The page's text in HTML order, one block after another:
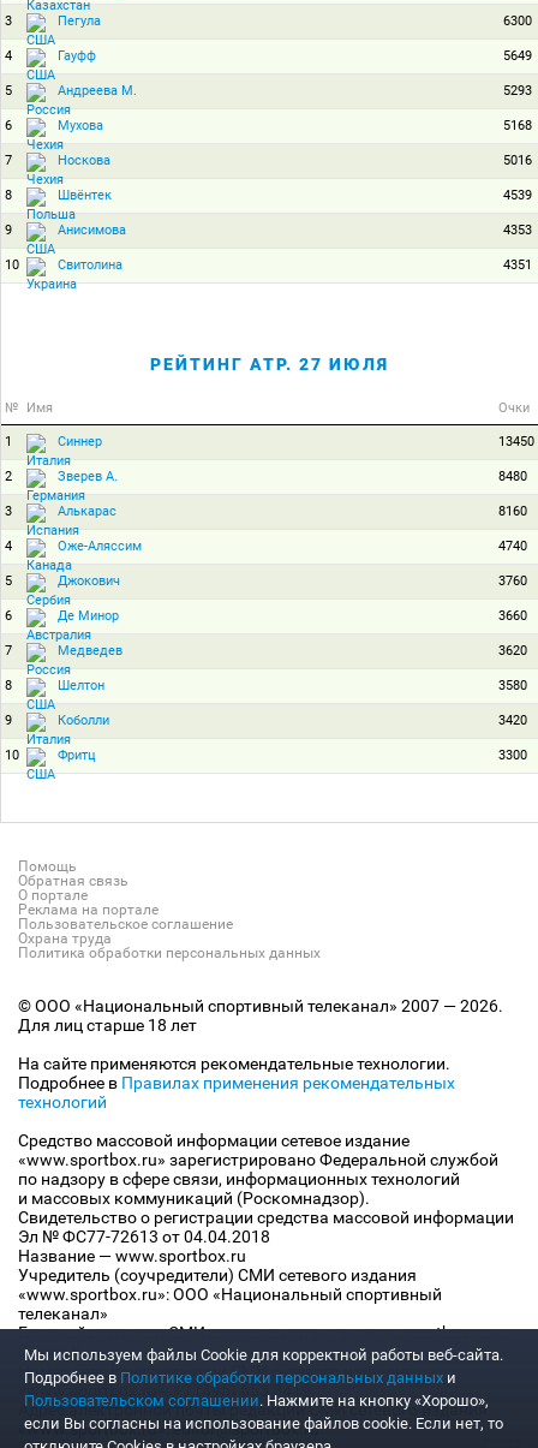
3 Пегула 6300
4 Гауфф 5649
5 Андреева М. 5293
6 Мухова 5168
7 Носкова 5016
8 Швёнтек 4539
9 Анисимова 4353
10 Свитолина 4351
РЕЙТИНГ ATP. 27 ИЮЛЯ
№ Имя Очки
1 Синнер 13450
2 Зверев А. 8480
3 Алькарас 8160
4 Оже-Аляссим 4740
5 Джокович 3760
6 Де Минор 3660
7 Медведев 3620
8 Шелтон 3580
9 Коболли 3420
10 Фритц 3300
Помощь
Обратная связь
О портале
Реклама на портале
Пользовательское соглашение
Охрана труда
Политика обработки персональных данных
© ООО «Национальный спортивный телеканал» 2007 — 2026.
Для лиц старше 18 лет
На сайте применяются рекомендательные технологии.
Подробнее в Правилах применения рекомендательных
технологий
Средство массовой информации сетевое издание
«www.sportbox.ru» зарегистрировано Федеральной службой
по надзору в сфере связи, информационных технологий
и массовых коммуникаций (Роскомнадзор).
Свидетельство о регистрации средства массовой информации
Эл № ФС77-72613 от 04.04.2018
Название — www.sportbox.ru
Учредитель (соучредители) СМИ сетевого издания
«www.sportbox.ru»: ООО «Национальный спортивный
телеканал»
Главный редактор СМИ сетевого издания «www.sportbox.ru»:
Конов В.А.
Номер телефона редакции СМИ сетевого издания
«www.sportbox.ru»: +7 (495) 653 8419
Адрес электронной почты редакции СМИ сетевого издания
«www.sportbox.ru»: editor@sportbox.ru
Мы используем файлы Сookie для корректной работы веб-сайта.
Подробнее в Политике обработки персональных данных и
Пользовательском соглашении. Нажмите на кнопку «Хорошо»,
если Вы согласны на использование файлов cookie. Если нет, то